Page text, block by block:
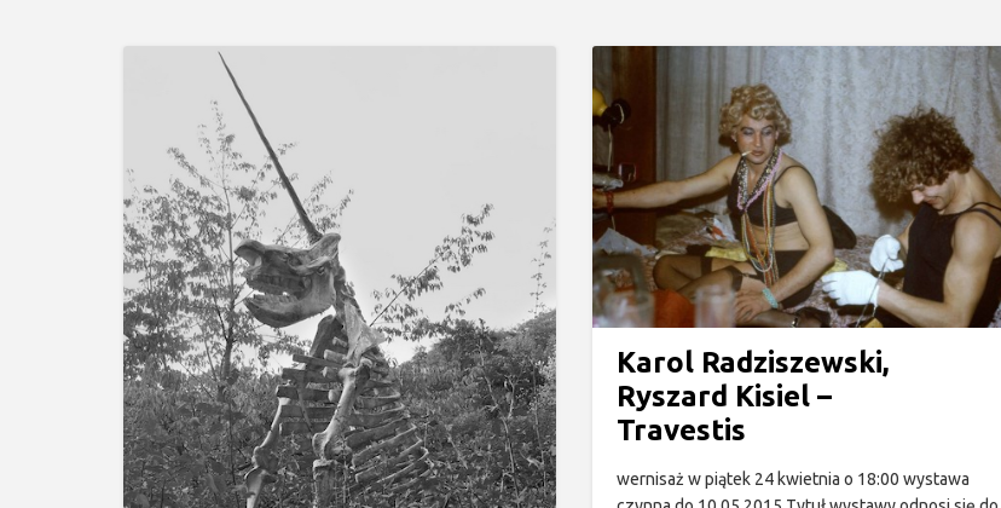
Karol Radziszewski,
Ryszard Kisiel –
Travestis
wernisaż w piątek 24 kwietnia o 18:00 wystawa